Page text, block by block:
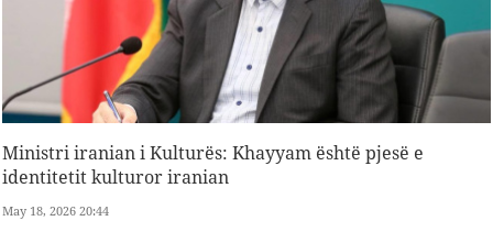
Ministri iranian i Kulturës: Khayyam është pjesë e
identitetit kulturor iranian
May 18, 2026 20:44